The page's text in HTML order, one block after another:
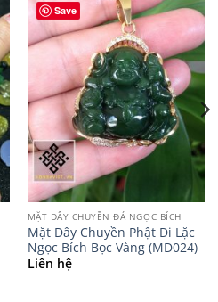
Save
MẶT DÂY CHUYỀN ĐÁ NGỌC BÍCH
Mặt Dây Chuyền Phật Di Lặc
Ngọc Bích Bọc Vàng (MD024)
Liên hệ